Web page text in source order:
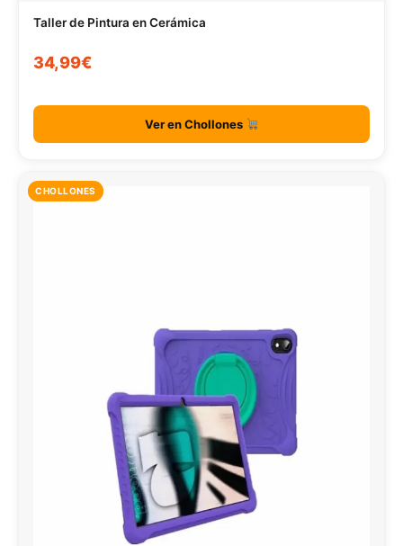
Taller de Pintura en Cerámica
34,99€
Ver en Chollones
CHOLLONES